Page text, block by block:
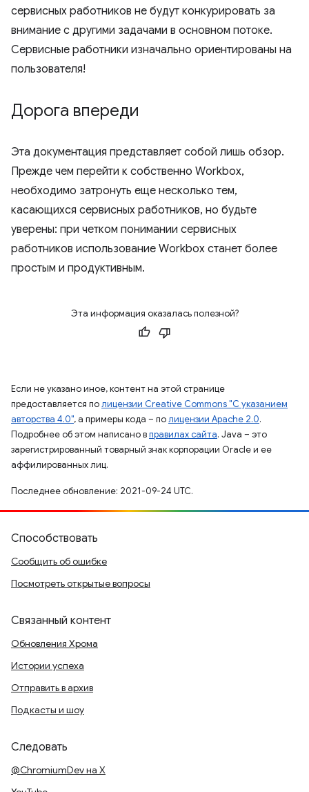
сервисных работников не будут конкурировать за
внимание с другими задачами в основном потоке.
Сервисные работники изначально ориентированы на
пользователя!
Дорога впереди
Эта документация представляет собой лишь обзор.
Прежде чем перейти к собственно Workbox,
необходимо затронуть еще несколько тем,
касающихся сервисных работников, но будьте
уверены: при четком понимании сервисных
работников использование Workbox станет более
простым и продуктивным.
Эта информация оказалась полезной?
Если не указано иное, контент на этой странице
предоставляется полицензии Creative Commons "С указанием
авторства 4.0", а примеры кода – полицензии Apache 2.0.
Подробнее об этом написано вправилах сайта. Java – это
зарегистрированный товарный знак корпорации Oracle и ее
аффилированных лиц.
Последнее обновление: 2021-09-24 UTC.
Способствовать
Сообщить об ошибке
Посмотреть открытые вопросы
Связанный контент
Обновления Хрома
Истории успеха
Отправить в архив
Подкасты и шоу
Следовать
@ChromiumDev на X